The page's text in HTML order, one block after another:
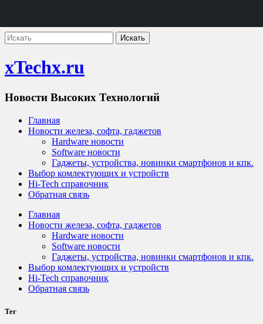
xTechx.ru
Новости Высоких Технологий
Главная
Новости железа, софта, гаджетов
Hardware новости
Software новости
Гаджеты, устройства, новинки смартфонов и кпк.
Выбор комлектующих и устройств
Hi-Tech справочник
Обратная связь
Главная
Новости железа, софта, гаджетов
Hardware новости
Software новости
Гаджеты, устройства, новинки смартфонов и кпк.
Выбор комлектующих и устройств
Hi-Tech справочник
Обратная связь
Тег